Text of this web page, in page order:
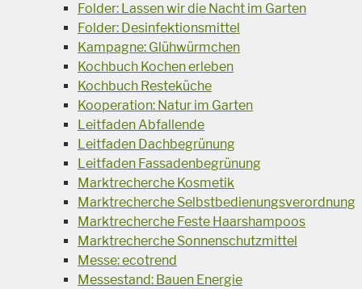
Folder: Lassen wir die Nacht im Garten
Folder: Desinfektionsmittel
Kampagne: Glühwürmchen
Kochbuch Kochen erleben
Kochbuch Resteküche
Kooperation: Natur im Garten
Leitfaden Abfallende
Leitfaden Dachbegrünung
Leitfaden Fassadenbegrünung
Marktrecherche Kosmetik
Marktrecherche Selbstbedienungsverordnung
Marktrecherche Feste Haarshampoos
Marktrecherche Sonnenschutzmittel
Messe: ecotrend
Messestand: Bauen Energie